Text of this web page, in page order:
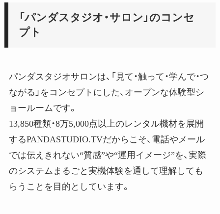
「パンダスタジオ・サロン」のコンセ
プト
パンダスタジオサロンは、「見て・触って・学んで・つ
ながる」をコンセプトにした、オープンな体験型シ
ョールームです。
13,850種類・8万5,000点以上のレンタル機材を展開
するPANDASTUDIO.TVだからこそ、電話やメール
では伝えきれない“質感”や“運用イメージ”を、実際
のシステムまるごと実機体験を通して理解しても
らうことを目的としています。